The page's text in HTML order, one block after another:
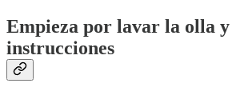
Empieza por lavar la olla
instrucciones